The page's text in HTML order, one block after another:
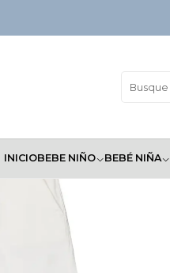
INICIOBEBE NIÑO BEBÉ NIÑA